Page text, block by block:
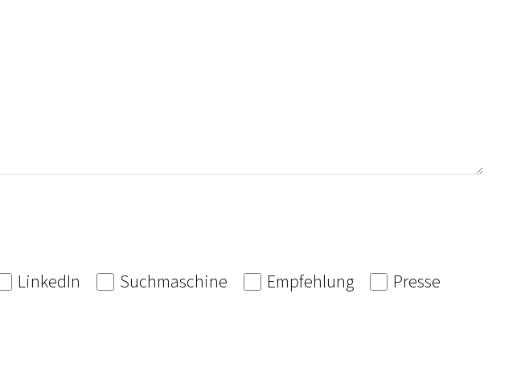
LinkedIn Suchmaschine Empfehlung
Presse